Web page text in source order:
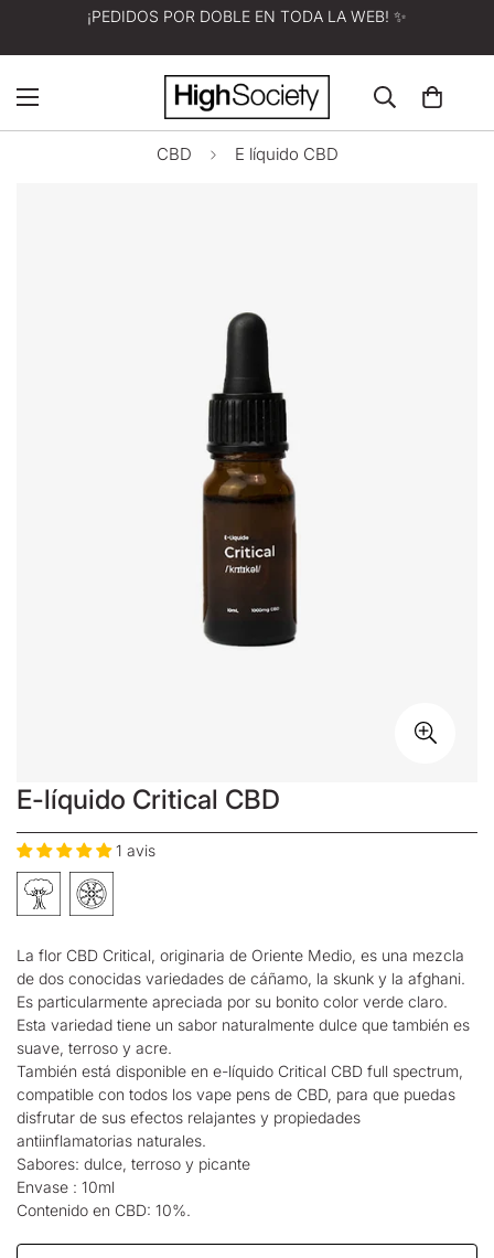
¡PEDIDOS POR DOBLE EN TODA LA WEB! ✨
CBD E líquido CBD
E-líquido Critical CBD
1 avis
La flor CBD Critical, originaria de Oriente Medio, es una mezcla
de dos conocidas variedades de cáñamo, la skunk y la afghani.
Es particularmente apreciada por su bonito color verde claro.
Esta variedad tiene un sabor naturalmente dulce que también es
suave, terroso y acre.
También está disponible en e-líquido Critical CBD full spectrum,
compatible con todos los vape pens de CBD, para que puedas
disfrutar de sus efectos relajantes y propiedades
antiinflamatorias naturales.
Sabores: dulce, terroso y picante
Envase : 10ml
Contenido en CBD: 10%.